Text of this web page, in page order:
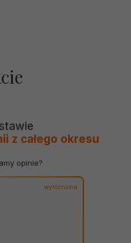
z całego okresu
opinie?
wyróżniona